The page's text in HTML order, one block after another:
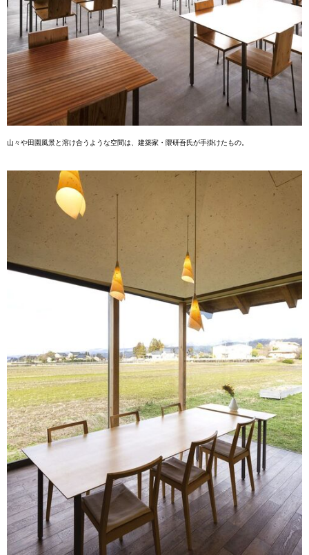
山々や田園風景と溶け合うよう な空間は、建築家・隈研吾氏が手掛けたもの。